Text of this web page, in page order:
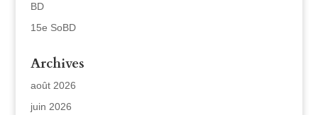
BD
15e SoBD
Archives
août 2026
juin 2026